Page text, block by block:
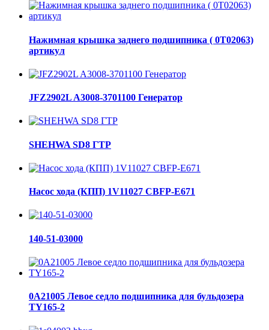
Нажимная крышка заднего подшипника ( 0Т02063)
артикул
JFZ2902L A3008-3701100 Генератор
SHEHWA SD8 ГТР
Насос хода (КПП) 1V11027 CBFP-E671
140-51-03000
0A21005 Левое седло подшипника для бульдозера
TY165-2